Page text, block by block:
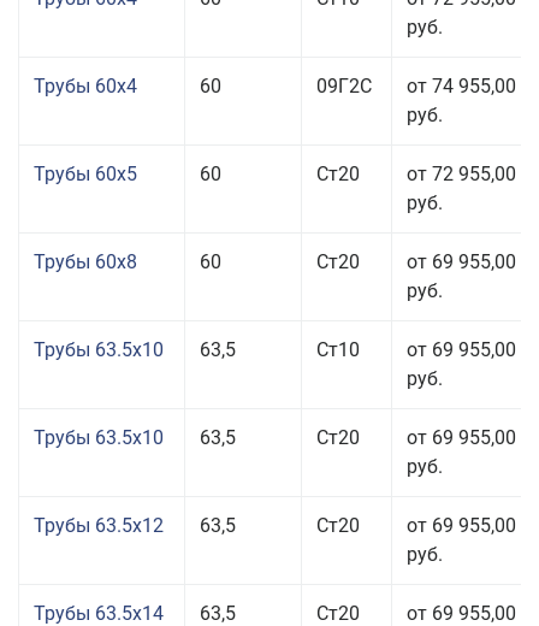
руб.
Трубы 60x4 60 09Г2С
от 74 955,00
руб.
Трубы 60x5 60 Ст20
от 72 955,00
руб.
Трубы 60x8 60 Ст20
от 69 955,00
руб.
Трубы 63.5x10 63,5 Ст10
от 69 955,00
руб.
Трубы 63.5x10 63,5 Ст20
от 69 955,00
руб.
Трубы 63.5x12 63,5 Ст20
от 69 955,00
руб.
Трубы 63.5x14 63,5 Ст20
от 69 955,00